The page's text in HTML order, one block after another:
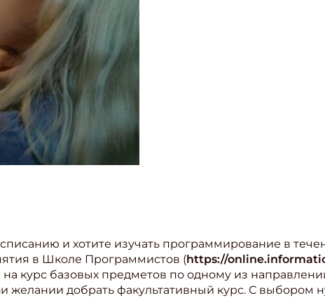
и хотите изучать программирование в
в Школе Программистов (https://
курс базовых предметов по одному из
желании добрать факультативный курс. С выбором
"Классный журнал" в подарок!
ПОДПИСАТЬСЯ